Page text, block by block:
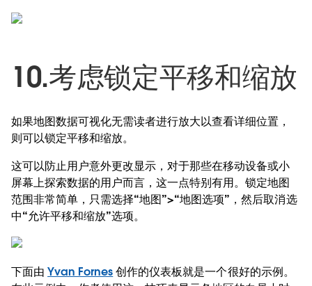
10.考虑锁定平移和缩放
如果地图数据可视化无需读者进行放大以查看详细位置，
则可以锁定平移和缩放。
这可以防止用户意外更改显示，对于那些在移动设备或小
屏幕上探索数据的用户而言，这一点特别有用。锁定地图
范围非常简单，只需选择“地图”>“地图选项”，然后取消选
中“允许平移和缩放”选项。
下面由Yvan Fornes创作的仪表板就是一个很好的示例。